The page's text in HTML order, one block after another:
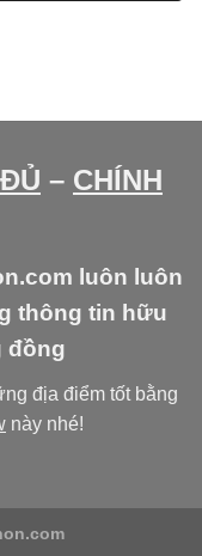
– CHÍNH
luôn luôn
thông tin hữu
đồng
địa điểm tốt bằng
này nhé!